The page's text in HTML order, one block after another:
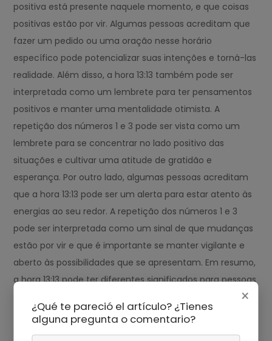
positiva está presente naquele momento, e que coisas
positivas estão por vir. Algumas pessoas acreditam que
fazer um pedido ou uma oração nesse horário
específico pode potencializar suas intenções e torná-las
realidade. Além disso, a hora 13:13 também pode ser
interpretada como um lembrete para ter pensamentos
positivos e manter uma mentalidade otimista. A
repetição dos números 1 e 3 pode ser vista como um
lembrete para se concentrar no lado positivo das
situações e cultivar uma atitude de gratidão e
esperança. Por outro lado, algumas pessoas acreditam
que a hora 13:13 pode ser um alerta para estar atento às
energias ao seu redor. A repetição dos números 1 e 3
pode ser interpretada como um sinal de que mudanças
estão por vir e que é importante se manter vigilante e
aberto às possibilidades que se apresentam. Em resumo,
a hora 13:13 pode ter diferentes significados para pessoas
diferentes, e sua interpretação pode variar de acordo
com crenças pessoais e experiências individuais.
×
¿Qué te pareció el artículo? ¿Tienes
alguna pregunta o comentario?